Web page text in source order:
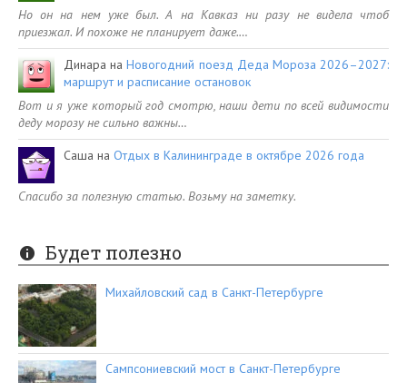
Но он на нем уже был. А на Кавказ ни разу не видела чтоб
приезжал. И похоже не планирует даже.…
Динара наНовогодний поезд Деда Мороза 2026–2027:
маршрут и расписание остановок
Вот и я уже который год смотрю, наши дети по всей видимости
деду морозу не сильно важны…
Саша на Отдых в Калининграде в октябре 2026 года
Спасибо за полезную статью. Возьму на заметку.
Будет полезно
Михайловский сад в Санкт-Петербурге
Сампсониевский мост в Санкт-Петербурге